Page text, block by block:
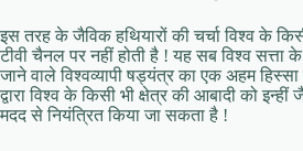
इस तरह के जैविक हथियारों की चर्चा विश्व के
टीवी चैनल पर नहीं होती है ! यह सब विश्व सत्ता के
जाने वाले विश्वव्यापी षड्यंत्र का एक अहम
द्वारा विश्व के किसी भी क्षेत्र की आबादी को इन्हीं
मदद से नियंत्रित किया जा सकता है !